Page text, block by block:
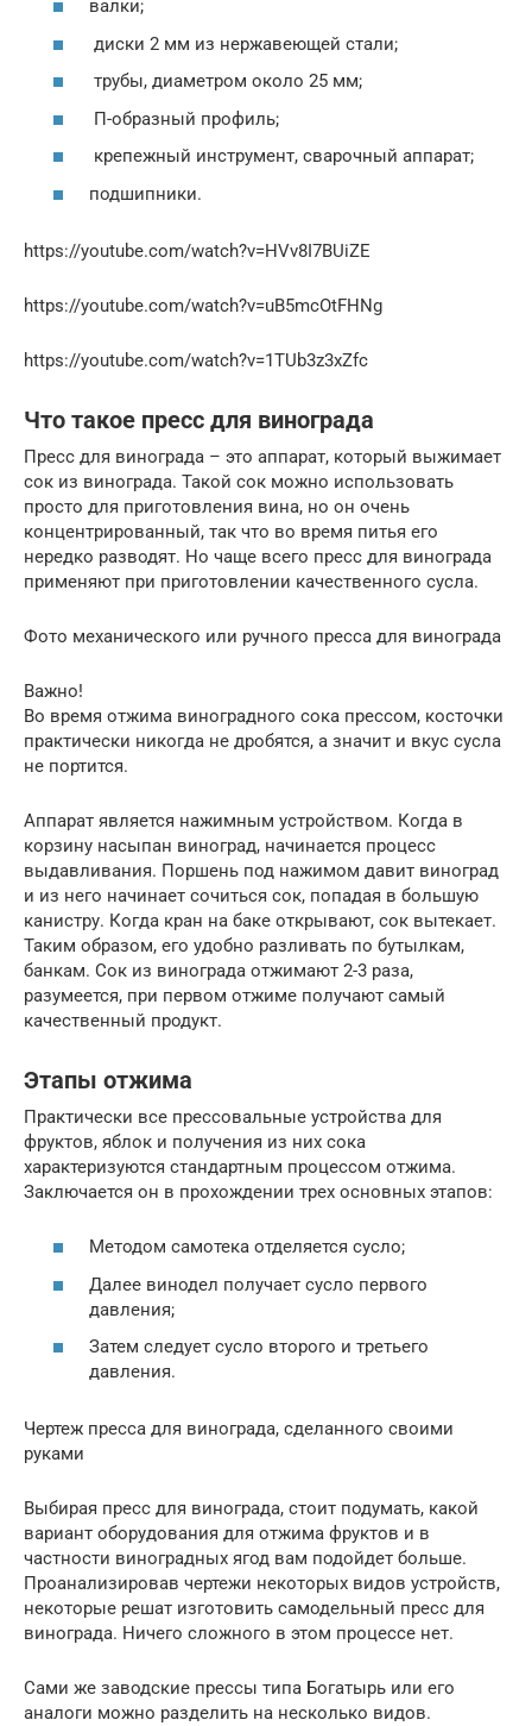
валки;
диски 2 мм из нержавеющей стали;
трубы, диаметром около 25 мм;
П-образный профиль;
крепежный инструмент, сварочный аппарат;
подшипники.
https://youtube.com/watch?v=HVv8I7BUiZE
https://youtube.com/watch?v=uB5mcOtFHNg
https://youtube.com/watch?v=1TUb3z3xZfc
Что такое пресс для винограда
Пресс для винограда – это аппарат, который выжимает
сок из винограда. Такой сок можно использовать
просто для приготовления вина, но он очень
концентрированный, так что во время питья его
нередко разводят. Но чаще всего пресс для винограда
применяют при приготовлении качественного сусла.
Фото механического или ручного пресса для винограда
Важно!
Во время отжима виноградного сока прессом, косточки
практически никогда не дробятся, а значит и вкус сусла
не портится.
Аппарат является нажимным устройством. Когда в
корзину насыпан виноград, начинается процесс
выдавливания. Поршень под нажимом давит виноград
и из него начинает сочиться сок, попадая в большую
канистру. Когда кран на баке открывают, сок вытекает.
Таким образом, его удобно разливать по бутылкам,
банкам. Сок из винограда отжимают 2-3 раза,
разумеется, при первом отжиме получают самый
качественный продукт.
Этапы отжима
Практически все прессовальные устройства для
фруктов, яблок и получения из них сока
характеризуются стандартным процессом отжима.
Заключается он в прохождении трех основных этапов:
Методом самотека отделяется сусло;
Далее винодел получает сусло первого
давления;
Затем следует сусло второго и третьего
давления.
Чертеж пресса для винограда, сделанного своими
руками
Выбирая пресс для винограда, стоит подумать, какой
вариант оборудования для отжима фруктов и в
частности виноградных ягод вам подойдет больше.
Проанализировав чертежи некоторых видов устройств,
некоторые решат изготовить самодельный пресс для
винограда. Ничего сложного в этом процессе нет.
Сами же заводские прессы типа Богатырь или его
аналоги можно разделить на несколько видов.